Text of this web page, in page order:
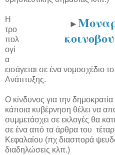
►
Η
τρο
πολ
ογί
α
εισάγεται σε ένα νομοσχέδιο
Ανάπτυξης.
Ο κίνδυνος για την
κάποια κυβέρνηση θέλει να
συμμετάσχει σε εκλογές θα
σε ένα από τα άρθρα του
Κεφαλαίου (πχ διασπορά
διαδηλώσεις κλπ.)